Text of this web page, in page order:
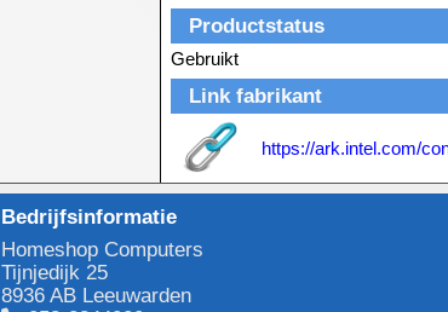
Productstatus
Gebruikt
Link fabrikant
https://ark.intel.com/
Bedrijfsinformatie
Homeshop Computers
Tijnjedijk 25
8936 AB Leeuwarden